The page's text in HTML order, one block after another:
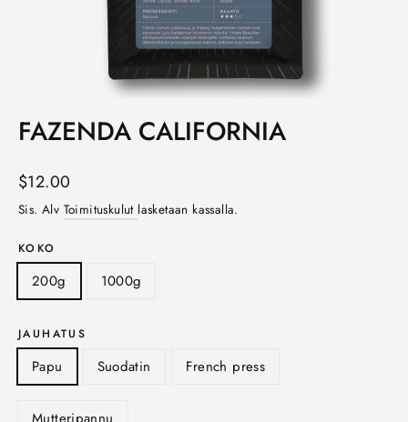
FAZENDA CALIFORNIA
Norm.
hinta
$12.00
Sis. Alv Toimituskulut lasketaan kassalla.
KOKO
200g 1000g
JAUHATUS
Papu Suodatin French press